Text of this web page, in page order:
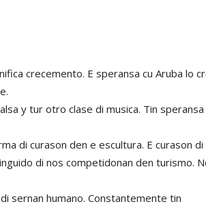
crecemento. E speransa cu Aruba lo
y tur otro clase di musica. Tin speransa
di curason den e escultura. E curason di
di nos competidonan den turismo.
sernan humano. Constantemente tin